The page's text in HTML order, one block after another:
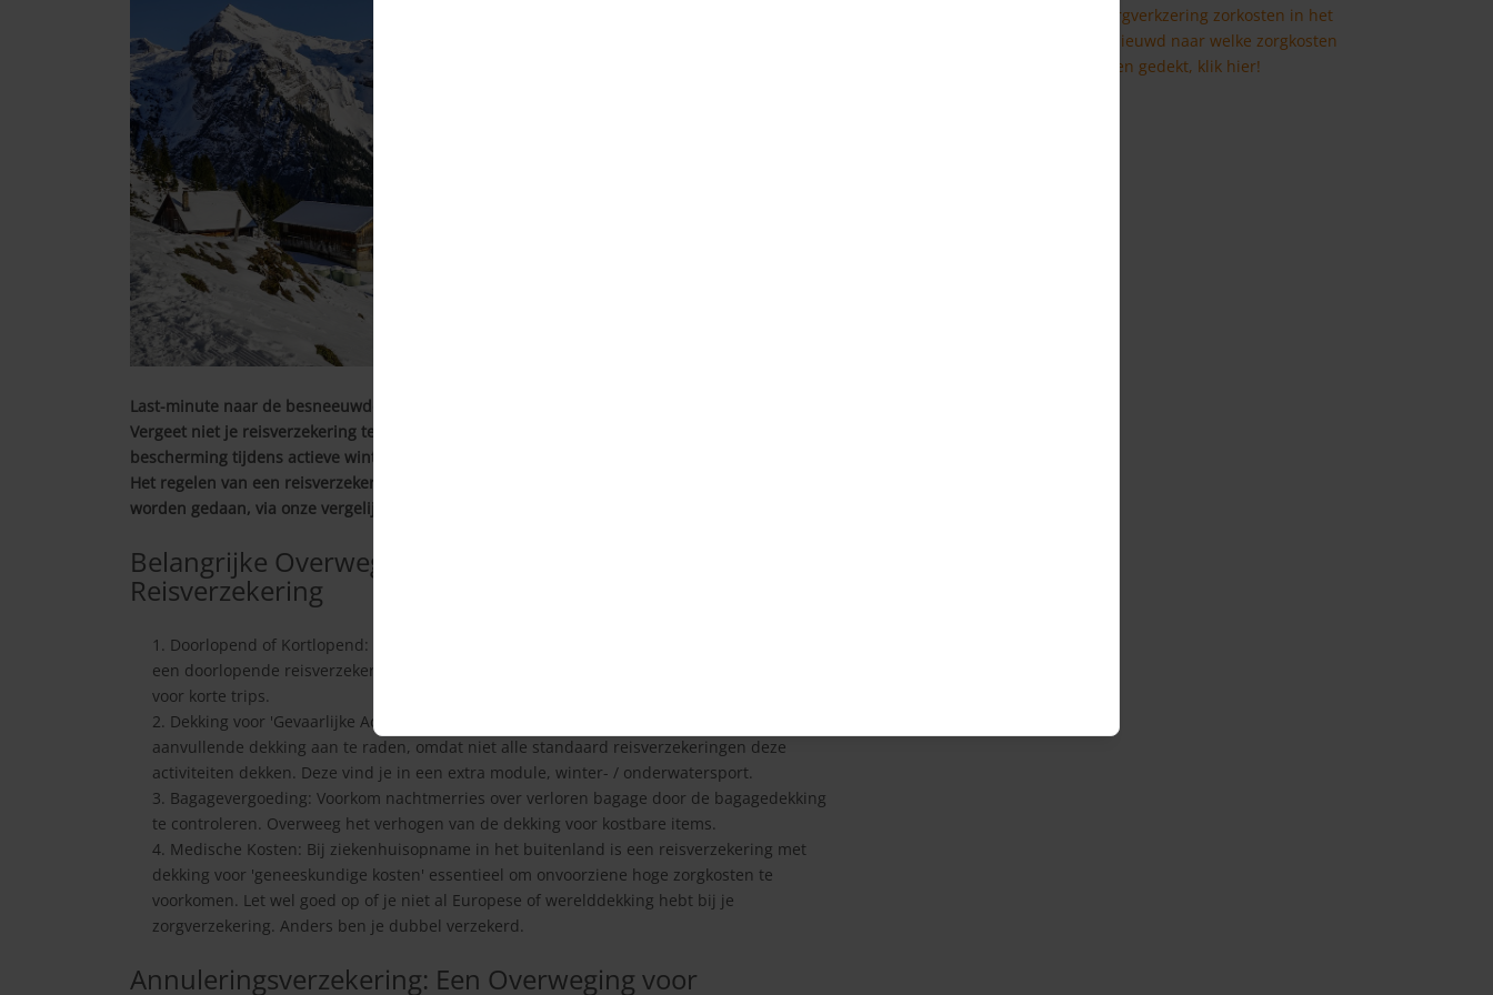
Last-minute naar de besneeuwde bergen of toch liever de winter ontsnappen aan het strand?
Vergeet niet je reisverzekering te controleren! Een reisverzekering biedt niet alleen
bescherming tijdens actieve wintersportvakanties, maar ook bij ontspanning aan het strand.
Het regelen van een reisverzekering is eenvoudig en kan tot enkele minuten voor vertrek
worden gedaan, via onze vergelijker.
Belangrijke Overwegingen bij het Kiezen van een
Reisverzekering
Doorlopend of Kortlopend: Overweeg de duur van je reis. Voor jaarlijks lange vakanties is
een doorlopende reisverzekering geschikt, terwijl kortlopende verzekeringen beter zijn
voor korte trips.
Dekking voor 'Gevaarlijke Activiteiten': Voor risicovolle activiteiten zoals skiën of duiken is
aanvullende dekking aan te raden, omdat niet alle standaard reisverzekeringen deze
activiteiten dekken. Deze vind je in een extra module, winter- / onderwatersport.
Bagagevergoeding: Voorkom nachtmerries over verloren bagage door de bagagedekking
te controleren. Overweeg het verhogen van de dekking voor kostbare items.
Medische Kosten: Bij ziekenhuisopname in het buitenland is een reisverzekering met
dekking voor 'geneeskundige kosten' essentieel om onvoorziene hoge zorgkosten te
voorkomen. Let wel goed op of je niet al Europese of werelddekking hebt bij je
zorgverzekering. Anders ben je dubbel verzekerd.
Annuleringsverzekering: Een Overweging voor
Vaak dekt je zorgverkzering zorkosten in het
buitenland. Benieuwd naar welke zorgkosten
worden gedekt, klik hier!